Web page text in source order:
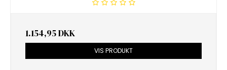
1.154,95 DKK
VIS PRODUKT